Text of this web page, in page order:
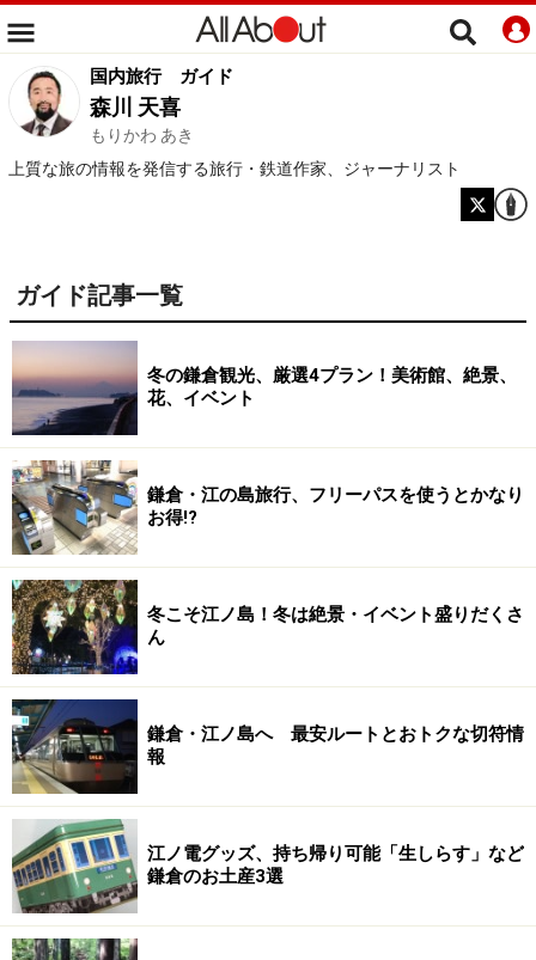
国内旅行 ガイド
森川 天喜
もりかわ あき
上質な旅の情報を発信する旅行・鉄道作家、ジャーナリスト
ガイド記事一覧
冬の鎌倉観光、厳選4プラン！美術館、絶景、
花、イベント
鎌倉・江の島旅行、フリーパスを使うとかなり
お得!?
冬こそ江ノ島！冬は絶景・イベント盛りだくさ
ん
鎌倉・江ノ島へ 最安ルートとおトクな切符情
報
江ノ電グッズ、持ち帰り可能「生しらす」など
鎌倉のお土産3選